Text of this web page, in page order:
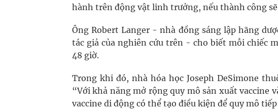
hành trên động vật linh trưởng, nếu thành công
Ông Robert Langer - nhà đồng sáng lập hãng
tác giả của nghiên cứu trên - cho biết mỗi chiếc
48 giờ.
Trong khi đó, nhà hóa học Joseph DeSimone
“Với khả năng mở rộng quy mô sản xuất vaccine
vaccine di động có thể tạo điều kiện để quy mô